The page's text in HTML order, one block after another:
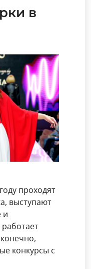
в
проходят
выступают
и
конкурсы с